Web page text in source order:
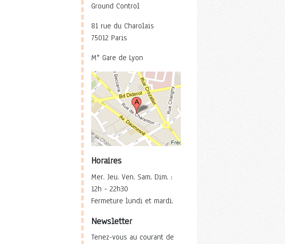
Ground Control
81 rue du Charolais
75012 Paris
M° Gare de Lyon
Horaires
Mer. Jeu. Ven. Sam. Dim. :
12h - 22h30
Fermeture lundi et mardi.
Newsletter
Tenez-vous au courant de